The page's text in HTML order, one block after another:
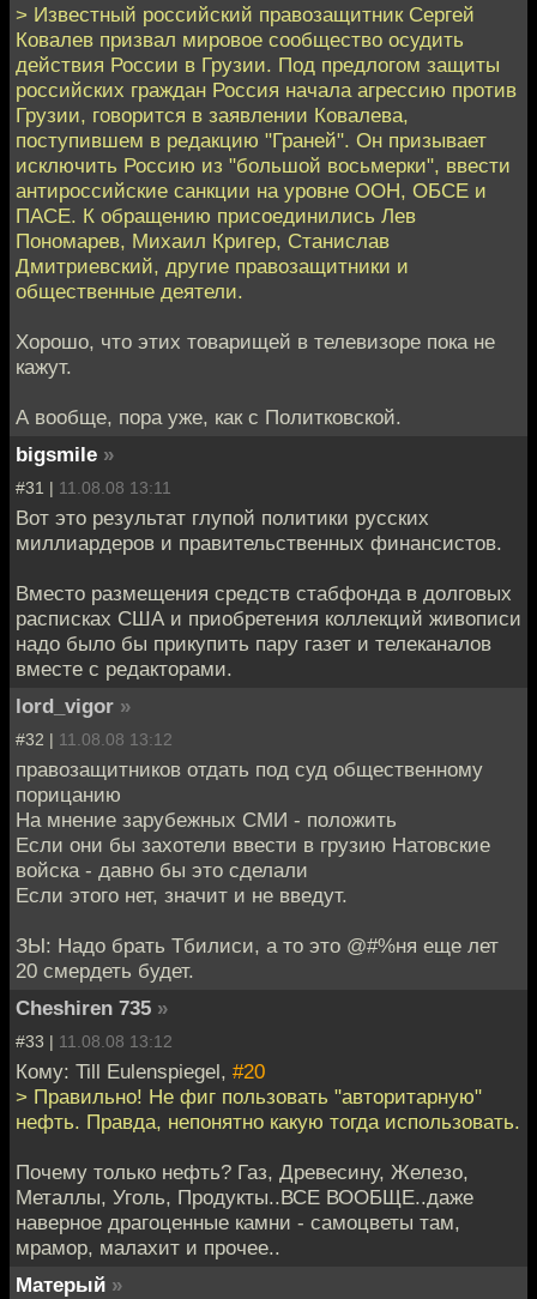
> Известный российский правозащитник Сергей
Ковалев призвал мировое сообщество осудить
действия России в Грузии. Под предлогом защиты
российских граждан Россия начала агрессию против
Грузии, говорится в заявлении Ковалева,
поступившем в редакцию "Граней". Он призывает
исключить Россию из "большой восьмерки", ввести
антироссийские санкции на уровне ООН, ОБСЕ и
ПАСЕ. К обращению присоединились Лев
Пономарев, Михаил Кригер, Станислав
Дмитриевский, другие правозащитники и
общественные деятели.
Хорошо, что этих товарищей в телевизоре пока не
кажут.
А вообще, пора уже, как с Политковской.
bigsmile »
#31 | 11.08.08 13:11
Вот это результат глупой политики русских
миллиардеров и правительственных финансистов.
Вместо размещения средств стабфонда в долговых
расписках США и приобретения коллекций живописи
надо было бы прикупить пару газет и телеканалов
вместе с редакторами.
lord_vigor »
#32 | 11.08.08 13:12
правозащитников отдать под суд общественному
порицанию
На мнение зарубежных СМИ - положить
Если они бы захотели ввести в грузию Натовские
войска - давно бы это сделали
Если этого нет, значит и не введут.
ЗЫ: Надо брать Тбилиси, а то это @#%ня еще лет
20 смердеть будет.
Cheshiren 735 »
#33 | 11.08.08 13:12
Кому: Till Eulenspiegel, #20
> Правильно! Не фиг пользовать "авторитарную"
нефть. Правда, непонятно какую тогда использовать.
Почему только нефть? Газ, Древесину, Железо,
Металлы, Уголь, Продукты..ВСЕ ВООБЩЕ..даже
наверное драгоценные камни - самоцветы там,
мрамор, малахит и прочее..
Матерый »